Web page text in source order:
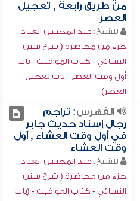
من طريق رابعة , تعجيل
العصر
للشيخ: عبد المحسن العباد
جزء من محاضرة ( شرح سنن
النسائي - كتاب المواقيت - باب
أول وقت العصر - باب تعجيل
العصر)
الفهرس: تراجم
رجال إسناد حديث جابر
في أول وقت العشاء , أول
وقت العشاء
للشيخ: عبد المحسن العباد
جزء من محاضرة ( شرح سنن
النسائي - كتاب المواقيت - (باب